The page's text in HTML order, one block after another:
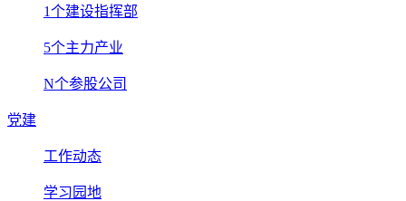
1个建设指挥部
5个主力产业
N个参股公司
党建
工作动态
学习园地